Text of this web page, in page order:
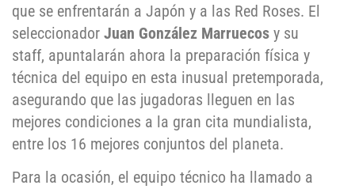
que se enfrentarán a Japón y a las Red Roses. El
seleccionador Juan González Marruecos y su
staff, apuntalarán ahora la preparación física y
técnica del equipo en esta inusual pretemporada,
asegurando que las jugadoras lleguen en las
mejores condiciones a la gran cita mundialista,
entre los 16 mejores conjuntos del planeta.
Para la ocasión, el equipo técnico ha llamado a